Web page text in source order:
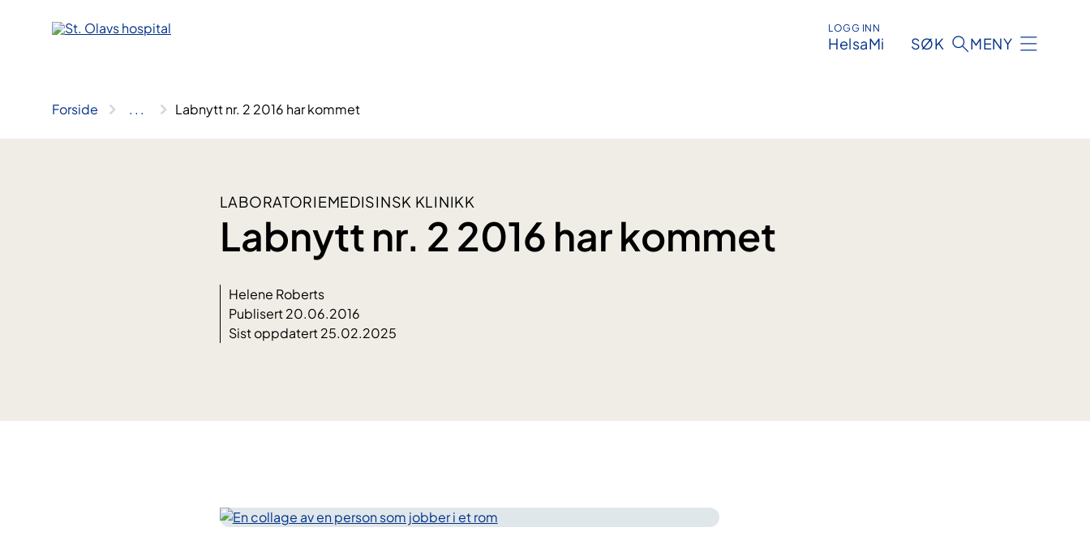
LOGG INN
HelsaMi SØK MENY
Forside .. . Labnytt nr. 2 2016 har kommet
LABORATORIEMEDISINSK KLINIKK
Labnytt nr. 2 2016 har kommet
Helene Roberts
Publisert 20.06.2016
Sist oppdatert 25.02.2025